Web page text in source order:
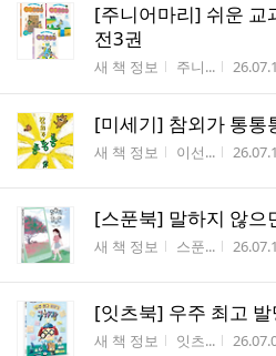
[주니어마리] 쉬운 교
전3권
게시판명
새 책 정보 작성자
주니... 작성
[미세기] 참외가 통통
게시판명
새 책 정보 작성자
이선... 작성
[스푼북] 말하지 않으
게시판명
새 책 정보 작성자
스푼... 작성
[잇츠북] 우주 최고
게시판명
새 책 정보 작성자
잇츠... 작성